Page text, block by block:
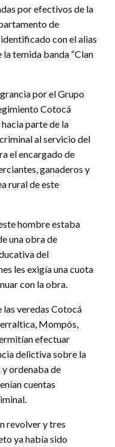
por efectivos de la
de
con el alias
temida banda “Clan
por el Grupo
Cotocá
parte de la
al servicio del
el encargado de
ganaderos y
rural de este
hombre estaba
una obra de
del
les exigía una cuota
con la obra.
las veredas Cotocá
Mompós,
efectuar
delictiva sobre la
ordenaba de
cuentas
revolver y tres
ya había sido